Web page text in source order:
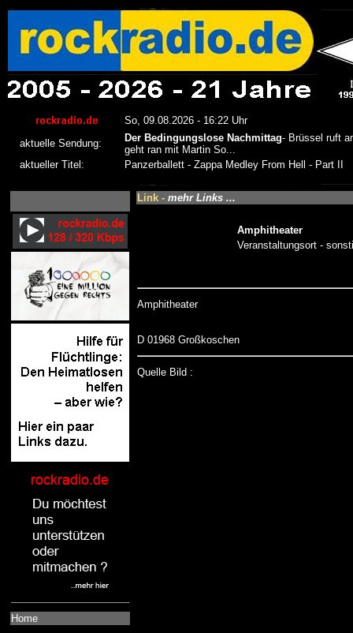
Home
Link - mehr Links ...
Amphitheater
Veranstaltungsort -
Amphitheater
D 01968 Großkoschen
Quelle Bild :